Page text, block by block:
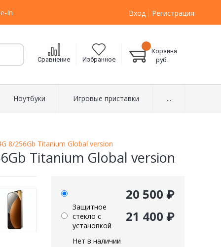
In Вход Регистрация
Сравнение Избранное
Корзина
руб.
Ноутбуки Игровые приставки ...
8/256Gb Titanium Global version
Titanium Global version
20 500 ₽
Защитное
стекло с
установкой
21 400 ₽
Нет в наличии